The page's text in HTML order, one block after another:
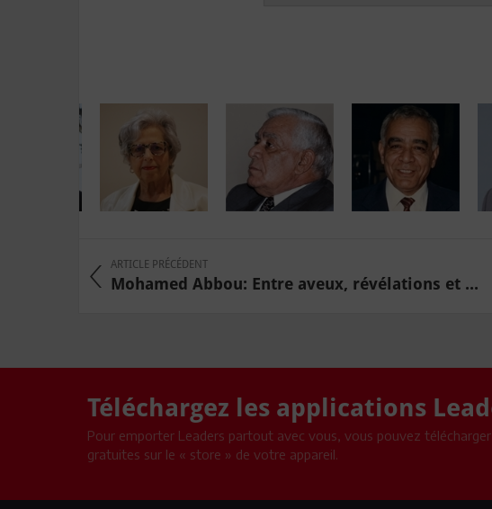
ARTICLE PRÉCÉDENT
Mohamed Abbou: Entre aveux, révélations et ...
Téléchargez les applications
Pour emporter Leaders partout avec vous, vous pouvez
gratuites sur le « store » de votre appareil.